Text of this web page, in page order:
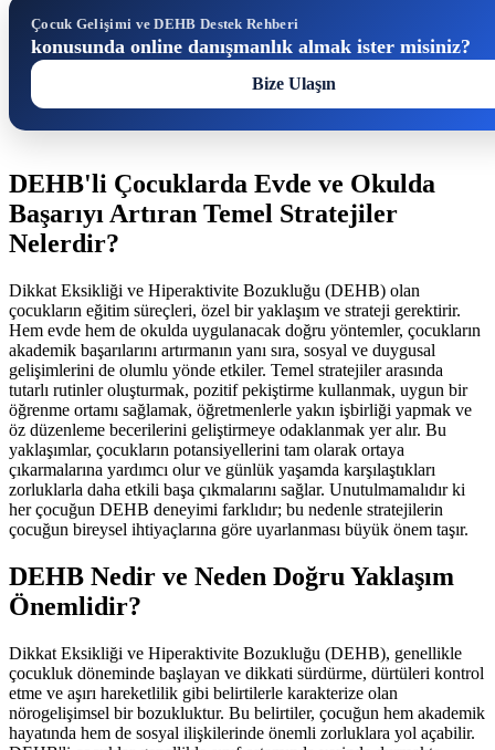
Çocuk Gelişimi ve DEHB Destek Rehberi
konusunda online danışmanlık almak ister misiniz?
Bize Ulaşın
DEHB'li Çocuklarda Evde ve Okulda
Başarıyı Artıran Temel Stratejiler
Nelerdir?
Dikkat Eksikliği ve Hiperaktivite Bozukluğu (DEHB) olan
çocukların eğitim süreçleri, özel bir yaklaşım ve strateji gerektirir.
Hem evde hem de okulda uygulanacak doğru yöntemler, çocukların
akademik başarılarını artırmanın yanı sıra, sosyal ve duygusal
gelişimlerini de olumlu yönde etkiler. Temel stratejiler arasında
tutarlı rutinler oluşturmak, pozitif pekiştirme kullanmak, uygun bir
öğrenme ortamı sağlamak, öğretmenlerle yakın işbirliği yapmak ve
öz düzenleme becerilerini geliştirmeye odaklanmak yer alır. Bu
yaklaşımlar, çocukların potansiyellerini tam olarak ortaya
çıkarmalarına yardımcı olur ve günlük yaşamda karşılaştıkları
zorluklarla daha etkili başa çıkmalarını sağlar. Unutulmamalıdır ki
her çocuğun DEHB deneyimi farklıdır; bu nedenle stratejilerin
çocuğun bireysel ihtiyaçlarına göre uyarlanması büyük önem taşır.
DEHB Nedir ve Neden Doğru Yaklaşım
Önemlidir?
Dikkat Eksikliği ve Hiperaktivite Bozukluğu (DEHB), genellikle
çocukluk döneminde başlayan ve dikkati sürdürme, dürtüleri kontrol
etme ve aşırı hareketlilik gibi belirtilerle karakterize olan
nörogelişimsel bir bozukluktur. Bu belirtiler, çocuğun hem akademik
hayatında hem de sosyal ilişkilerinde önemli zorluklara yol açabilir.